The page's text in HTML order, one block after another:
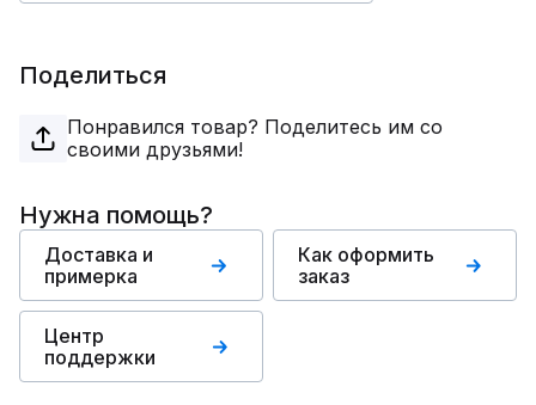
Поделиться
Понравился товар? Поделитесь им со
своими друзьями!
Нужна помощь?
Доставка и
примерка
Как оформить
заказ
Центр
поддержки